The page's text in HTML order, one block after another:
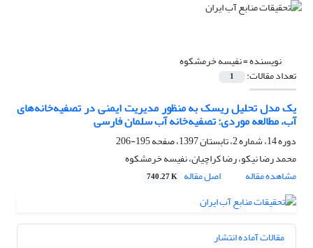
نویسنده =نفیسه خرمشکوه
تعداد مقالات: 1
یک مدل تحلیل ریسک به منظور مدیریت ایمنی در تصفیه‌خانه‌های
آب، مطالعه موردی: تصفیه‌خانه آب سلمان فارسی
دوره 14، شماره 2، تابستان 1397، صفحه
195-206
محمد رضا نیکو، رضا کراچیان، نفیسه خرمشکوه
مشاهده مقاله
اصل مقاله 740.27 K
مقالات آماده انتشار